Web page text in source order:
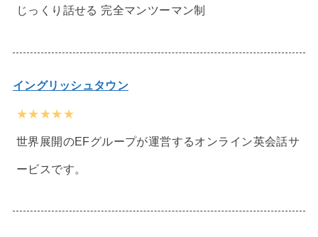
じっくり話せる 完全マンツーマン制
イングリッシュタウン
★★★★★
世界展開のEFグループが運営するオンライン英会話サ
ービスです。